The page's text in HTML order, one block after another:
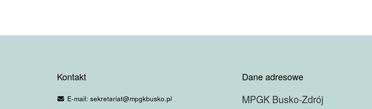
Kontakt
E-mail: sekretariat@mpgkbusko.pl
Dane adresowe
MPGK Busko-Zdrój